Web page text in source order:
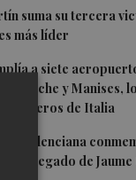
suma su tercera
más líder
a siete
Elche y Manises,
a viajeros de Italia
Valenciana
del legado de Jaume